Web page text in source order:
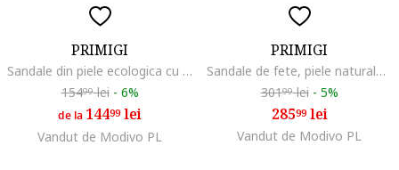
PRIMIGI
Sandale din piele ecologica cu inchidere velcro, Roz prafuit
15499lei - 6%
de la 14499lei
Vandut de Modivo PL
PRIMIGI
Sandale de fete, piele naturala, roz, sistem inchidere Velcro
30199lei - 5%
28599lei
Vandut de Modivo PL